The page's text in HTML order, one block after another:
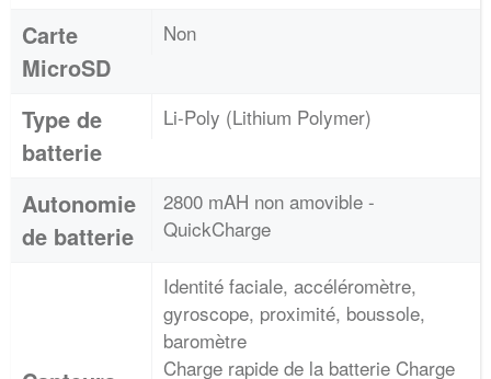
Carte
MicroSD
Non
Type de
batterie
Li-Poly (Lithium Polymer)
Autonomie
de batterie
2800 mAH non amovible -
QuickCharge
Identité faciale, accéléromètre,
gyroscope, proximité, boussole,
baromètre
Charge rapide de la batterie Charge